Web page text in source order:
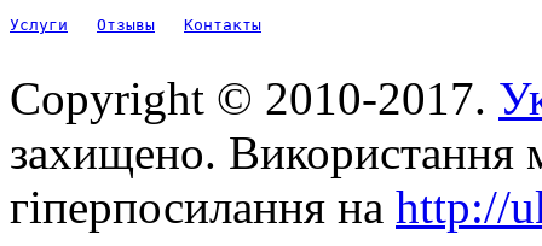
Услуги Отзывы Контакты
Copyright © 2010-2017.
захищено. Використання
гіперпосилання на http://